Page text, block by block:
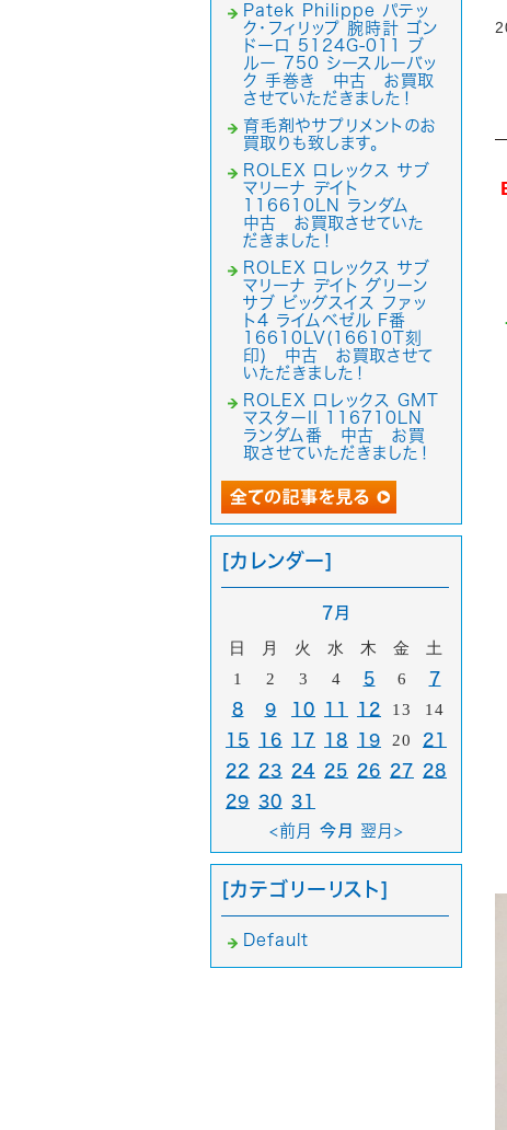
Patek Philippe パテッ
ク・フィリップ 腕時計 ゴン
ドーロ 5124G-011 ブ
ルー 750 シースルーバッ
ク 手巻き 中古 お買取
させていただきました！
育毛剤やサプリメントのお
買取りも致します。
ROLEX ロレックス サブ
マリーナ デイト
116610LN ランダム
中古 お買取させていた
だきました！
ROLEX ロレックス サブ
マリーナ デイト グリーン
サブ ビッグスイス ファッ
ト4 ライムベゼル F番
16610LV(16610T刻
印) 中古 お買取させて
いただきました！
ROLEX ロレックス GMT
マスターII 116710LN
ランダム番 中古 お買
取させていただきました！
[カレンダー]
7月
日 月 火 水 木 金
土
1
2 3 4 5 6
7
8
9 10 11 12 13 14
15 16 17 18 19 20
21
22
23 24 25 26 27
28
29 30 31
<前月
今月 翌月>
[カテゴリーリスト]
Default